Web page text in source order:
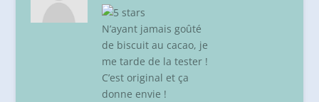
N’ayant jamais goûté
de biscuit au cacao, je
me tarde de la tester !
C’est original et ça
donne envie !